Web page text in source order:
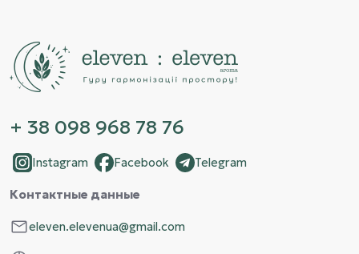
+ 38 098 968 78 76
Instagram Facebook Telegram
Контактные данные
eleven.elevenua@gmail.com